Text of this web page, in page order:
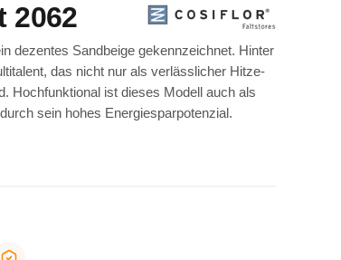
2062
dezentes Sandbeige gekennzeichnet. Hinter
das nicht nur als verlässlicher Hitze-
Hochfunktional ist dieses Modell auch als
sein hohes Energiesparpotenzial.